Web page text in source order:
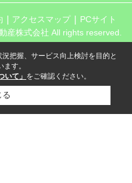
アクセスマップ
PCサイト
産株式会社 All rights reserved.
把握、サービス向上検討を目的と
す。
いて」 をご確認ください。
る